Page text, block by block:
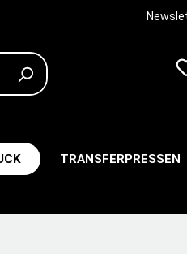
TRANSFERPRESSEN